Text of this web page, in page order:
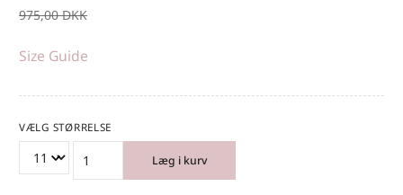
975,00 DKK
Size Guide
VÆLG STØRRELSE
Læg i kurv